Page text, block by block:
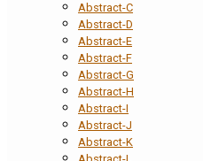
Abstract-C
Abstract-D
Abstract-E
Abstract-F
Abstract-G
Abstract-H
Abstract-I
Abstract-J
Abstract-K